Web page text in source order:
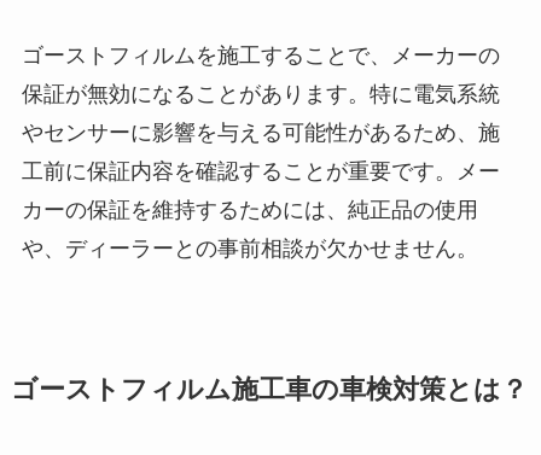
ゴーストフィルムを施工することで、メーカーの
保証が無効になることがあります。特に電気系統
やセンサーに影響を与える可能性があるため、施
工前に保証内容を確認することが重要です。メー
カーの保証を維持するためには、純正品の使用
や、ディーラーとの事前相談が欠かせません。
ゴーストフィルム施工車の車検対策とは？